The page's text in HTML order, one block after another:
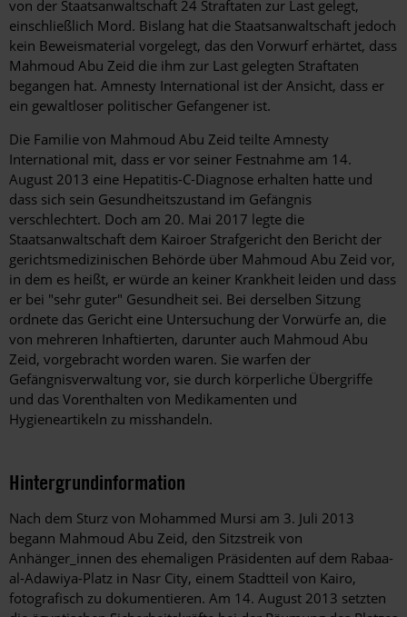
von der Staatsanwaltschaft 24 Straftaten zur Last gelegt,
einschließlich Mord. Bislang hat die Staatsanwaltschaft jedoch
kein Beweismaterial vorgelegt, das den Vorwurf erhärtet, dass
Mahmoud Abu Zeid die ihm zur Last gelegten Straftaten
begangen hat. Amnesty International ist der Ansicht, dass er
ein gewaltloser politischer Gefangener ist.
Die Familie von Mahmoud Abu Zeid teilte Amnesty
International mit, dass er vor seiner Festnahme am 14.
August 2013 eine Hepatitis-C-Diagnose erhalten hatte und
dass sich sein Gesundheitszustand im Gefängnis
verschlechtert. Doch am 20. Mai 2017 legte die
Staatsanwaltschaft dem Kairoer Strafgericht den Bericht der
gerichtsmedizinischen Behörde über Mahmoud Abu Zeid vor,
in dem es heißt, er würde an keiner Krankheit leiden und dass
er bei "sehr guter" Gesundheit sei. Bei derselben Sitzung
ordnete das Gericht eine Untersuchung der Vorwürfe an, die
von mehreren Inhaftierten, darunter auch Mahmoud Abu
Zeid, vorgebracht worden waren. Sie warfen der
Gefängnisverwaltung vor, sie durch körperliche Übergriffe
und das Vorenthalten von Medikamenten und
Hygieneartikeln zu misshandeln.
Hintergrundinformation
Hintergrund
Nach dem Sturz von Mohammed Mursi am 3. Juli 2013
begann Mahmoud Abu Zeid, den Sitzstreik von
Anhänger_innen des ehemaligen Präsidenten auf dem Rabaa-
al-Adawiya-Platz in Nasr City, einem Stadtteil von Kairo,
fotografisch zu dokumentieren. Am 14. August 2013 setzten